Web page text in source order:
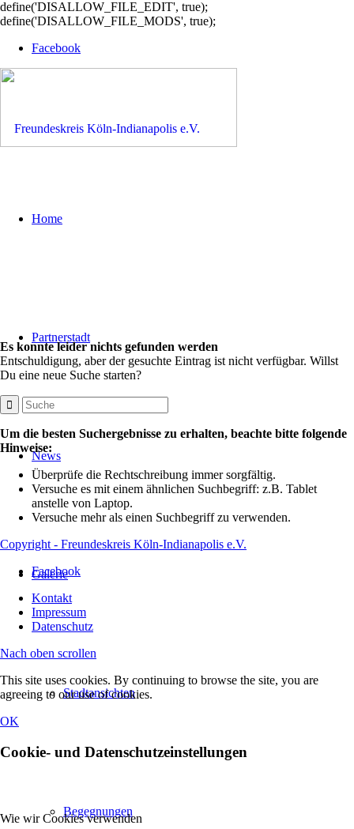
define('DISALLOW_FILE_EDIT', true);
define('DISALLOW_FILE_MODS', true);
Facebook
Home
Partnerstadt
News
Galerie
Stadtansichten
Begegnungen
Es konnte leider nichts gefunden werden
Entschuldigung, aber der gesuchte Eintrag ist nicht verfügbar. Willst
Du eine neue Suche starten?
Um die besten Suchergebnisse zu erhalten, beachte bitte folgende
Hinweise:
Überprüfe die Rechtschreibung immer sorgfältig.
Versuche es mit einem ähnlichen Suchbegriff: z.B. Tablet
anstelle von Laptop.
Versuche mehr als einen Suchbegriff zu verwenden.
Copyright - Freundeskreis Köln-Indianapolis e.V.
Facebook
Kontakt
Impressum
Datenschutz
Nach oben scrollen
This site uses cookies. By continuing to browse the site, you are
agreeing to our use of cookies.
OK
Cookie- und Datenschutzeinstellungen
Wie wir Cookies verwenden